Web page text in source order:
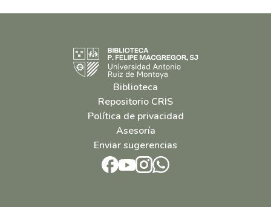
Biblioteca
Repositorio CRIS
Política de privacidad
Asesoría
Enviar sugerencias